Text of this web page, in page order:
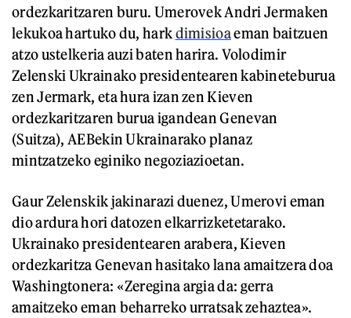
ordezkaritzaren buru. Umerovek Andri Jermaken
lekukoa hartuko du, harkdimisioaeman baitzuen
atzo ustelkeria auzi baten harira. Volodimir
Zelenski Ukrainako presidentearen kabineteburua
zen Jermark, eta hura izan zen Kieven
ordezkaritzaren burua igandean Genevan
(Suitza), AEBekin Ukrainarako planaz
mintzatzeko eginiko negoziazioetan.
Gaur Zelenskik jakinarazi duenez, Umerovi eman
dio ardura hori datozen elkarrizketetarako.
Ukrainako presidentearen arabera, Kieven
ordezkaritza Genevan hasitako lana amaitzera doa
Washingtonera: «Zeregina argia da: gerra
amaitzeko eman beharreko urratsak zehaztea».